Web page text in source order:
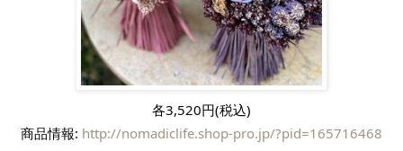
各3,520円(税込)
商品情報: http://nomadiclife.shop-pro.jp/?pid=165716468